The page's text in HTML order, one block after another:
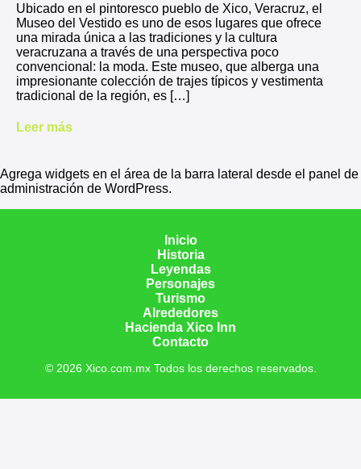
Ubicado en el pintoresco pueblo de Xico, Veracruz, el
Museo del Vestido es uno de esos lugares que ofrece
una mirada única a las tradiciones y la cultura
veracruzana a través de una perspectiva poco
convencional: la moda. Este museo, que alberga una
impresionante colección de trajes típicos y vestimenta
tradicional de la región, es […]
Leer más
Agrega widgets en el área de la barra lateral desde el panel de
administración de WordPress.
Inicio
Historia
Leyendas
Personajes
Turismo
Alrededores
Hacienda Xico Inn
Contacto
© 2026 Xico.com.mx Todos los derechos reservados.